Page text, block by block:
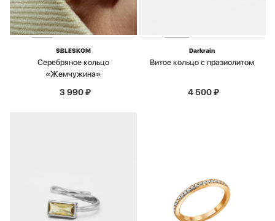
SBLESKOM
Серебряное кольцо
«Жемчужина»
3 990₽
Darkrain
Витое кольцо с празиолитом
4 500₽